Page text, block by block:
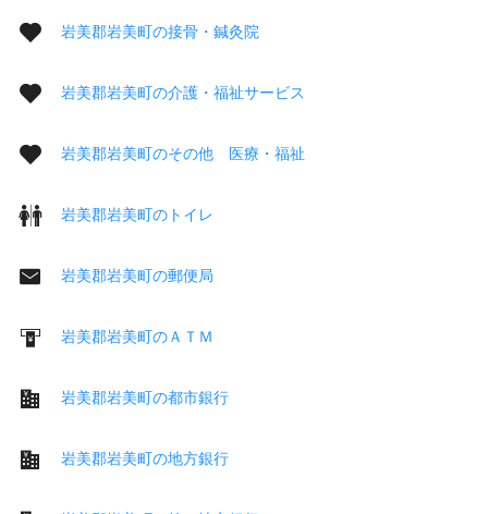
岩美郡岩美町の接骨・鍼灸院
岩美郡岩美町の介護・福祉サービス
岩美郡岩美町のその他 医療・福祉
岩美郡岩美町のトイレ
岩美郡岩美町の郵便局
岩美郡岩美町のＡＴＭ
岩美郡岩美町の都市銀行
岩美郡岩美町の地方銀行